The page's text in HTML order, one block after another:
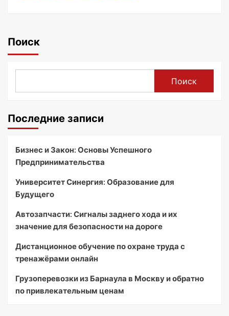
Поиск
Поиск
Последние записи
Бизнес и Закон: Основы Успешного
Предпринимательства
Университет Синергия: Образование для
Будущего
Автозапчасти: Сигналы заднего хода и их
значение для безопасности на дороге
Дистанционное обучение по охране труда с
тренажёрами онлайн
Грузоперевозки из Барнаула в Москву и обратно
по привлекательным ценам